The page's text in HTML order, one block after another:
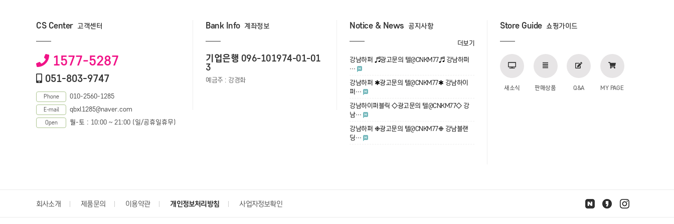
CS Center 고객센터
1577-5287
051-803-9747
Phone 010-2560-1285
E-mail qbxl1285@naver.com
Open 월-토 : 10:00 ~ 21:00 (일/공휴일휴무)
Bank Info 계좌정보
기업은행 096-101974-01-01
3
예금주 : 강경화
Notice & News 공지사항
강남하퍼 ♬광고문의 텔@CNKM77♬ 강남하퍼
…
강남하퍼 ✱광고문의 텔@CNKM77✱ 강남하이
퍼…
강남하이퍼블릭 ◇광고문의 텔@CNKM77◇ 강
남…
강남하퍼 ❉광고문의 텔@CNKM77❉ 강남블랜
딩…
더보기
Store Guide 쇼핑가이드
새소식 판매상품 Q&A MY PAGE
회사소개 제품문의 이용약관 개인정보처리방침 사업자정보확인